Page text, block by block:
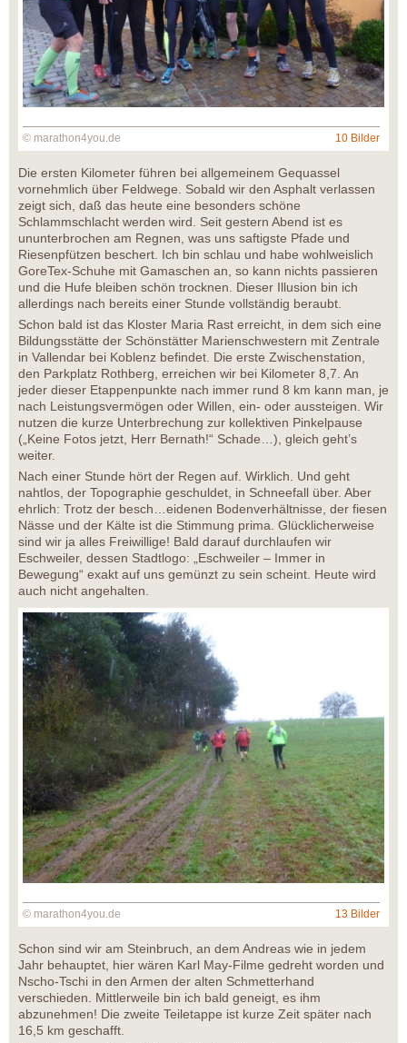
© marathon4you.de 10 Bilder
Die ersten Kilometer führen bei allgemeinem Gequassel
vornehmlich über Feldwege. Sobald wir den Asphalt verlassen
zeigt sich, daß das heute eine besonders schöne
Schlammschlacht werden wird. Seit gestern Abend ist es
ununterbrochen am Regnen, was uns saftigste Pfade und
Riesenpfützen beschert. Ich bin schlau und habe wohlweislich
GoreTex-Schuhe mit Gamaschen an, so kann nichts passieren
und die Hufe bleiben schön trocknen. Dieser Illusion bin ich
allerdings nach bereits einer Stunde vollständig beraubt.
Schon bald ist das Kloster Maria Rast erreicht, in dem sich eine
Bildungsstätte der Schönstätter Marienschwestern mit Zentrale
in Vallendar bei Koblenz befindet. Die erste Zwischenstation,
den Parkplatz Rothberg, erreichen wir bei Kilometer 8,7. An
jeder dieser Etappenpunkte nach immer rund 8 km kann man, je
nach Leistungsvermögen oder Willen, ein- oder aussteigen. Wir
nutzen die kurze Unterbrechung zur kollektiven Pinkelpause
(„Keine Fotos jetzt, Herr Bernath!“ Schade…), gleich geht’s
weiter.
Nach einer Stunde hört der Regen auf. Wirklich. Und geht
nahtlos, der Topographie geschuldet, in Schneefall über. Aber
ehrlich: Trotz der besch…eidenen Bodenverhältnisse, der fiesen
Nässe und der Kälte ist die Stimmung prima. Glücklicherweise
sind wir ja alles Freiwillige! Bald darauf durchlaufen wir
Eschweiler, dessen Stadtlogo: „Eschweiler – Immer in
Bewegung“ exakt auf uns gemünzt zu sein scheint. Heute wird
auch nicht angehalten.
© marathon4you.de 13 Bilder
Schon sind wir am Steinbruch, an dem Andreas wie in jedem
Jahr behauptet, hier wären Karl May-Filme gedreht worden und
Nscho-Tschi in den Armen der alten Schmetterhand
verschieden. Mittlerweile bin ich bald geneigt, es ihm
abzunehmen! Die zweite Teiletappe ist kurze Zeit später nach
16,5 km geschafft.